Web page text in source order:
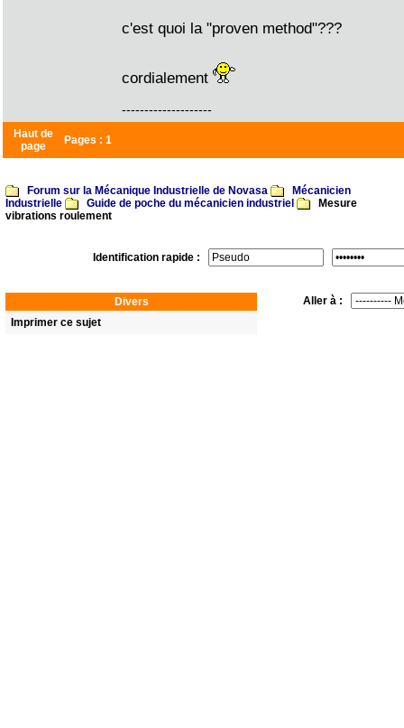
c'est quoi la "proven method"???
cordialement
--------------------
Haut de
page
Pages : 1
Forum sur la Mécanique Industrielle de Novasa
Mécanicien
Industrielle
Guide de poche du mécanicien industriel
Mesure
vibrations roulement
Identification rapide :
Divers
Imprimer ce sujet
Aller à :